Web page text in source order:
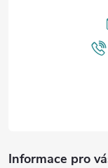
Informace pro